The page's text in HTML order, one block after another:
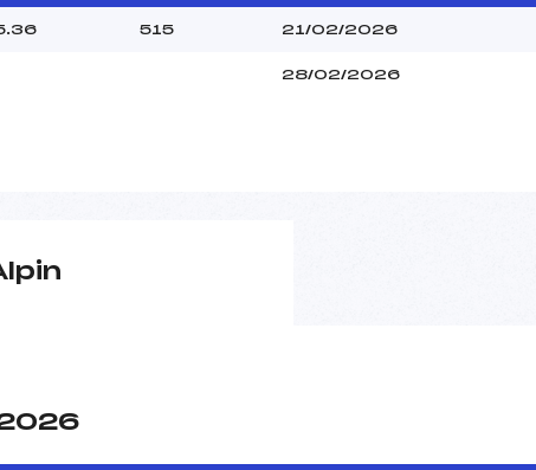
515 21/02/2026
28/02/2026